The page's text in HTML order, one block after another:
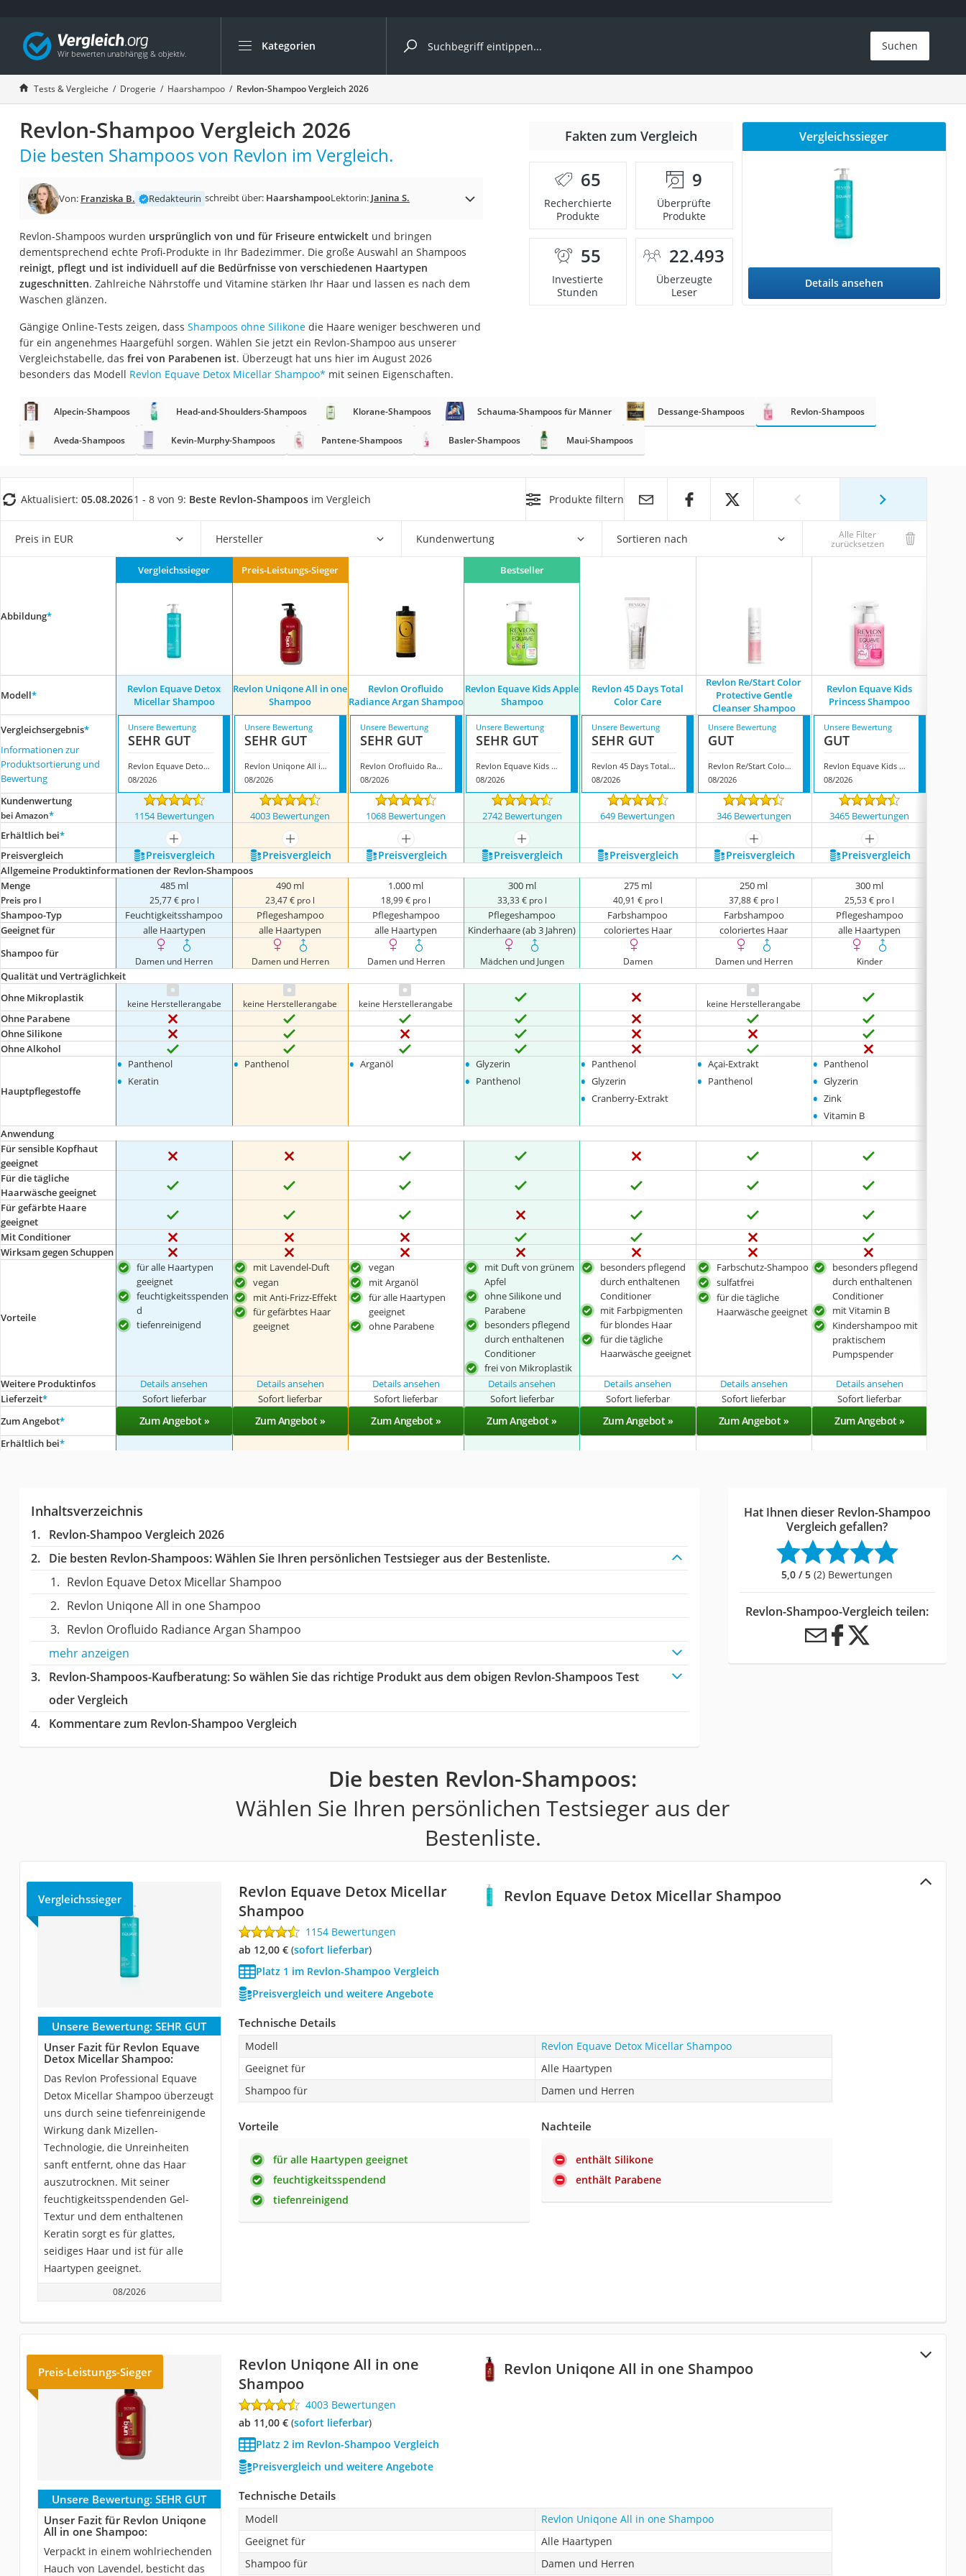
Kategorien
Die beliebtesten Vergleiche nach Kategorie
Drogerie
Inhalator
Haarschneider
Rollator
Katzenklappe (Chip)
Masturbator
Massagepistole
Epilierer
Eiweißpulver
Magnesiumpräparat
Katzenklappe
Nackenmassagegerät
Zeckenschutz Katze
leichter Haartrockner
Schildkrötenhaus
Massagegerät
Service
Suchen
Tests & Vergleiche Drogerie Haarshampoo Revlon-Shampoo Vergleich 2026
Revlon-Shampoo Vergleich 2026
Die besten Shampoos von Revlon im Vergleich.
Von: Franziska B. Redakteurin schreibt über: HaarshampooLektorin: Janina S.
Revlon-Shampoos wurden ursprünglich von und für Friseure entwickelt und bringen
dementsprechend echte Profi-Produkte in Ihr Badezimmer. Die große Auswahl an Shampoos
reinigt, pflegt und ist individuell auf die Bedürfnisse von verschiedenen Haartypen
zugeschnitten. Zahlreiche Nährstoffe und Vitamine stärken Ihr Haar und lassen es nach dem
Waschen glänzen.
Gängige Online-Tests zeigen, dass Shampoos ohne Silikonedie Haare weniger beschweren und
für ein angenehmes Haargefühl sorgen. Wählen Sie jetzt ein Revlon-Shampoo aus unserer
Vergleichstabelle, das frei von Parabenen ist. Überzeugt hat uns hier im August 2026
besonders das Modell Revlon Equave Detox Micellar Shampoo* mit seinen Eigenschaften.
Fakten zum Vergleich
65
Recherchierte
Produkte
9
Überprüfte
Produkte
55
Investierte
Stunden
22.493
Überzeugte
Leser
Vergleichssieger
Details ansehen
Alpecin-Shampoos Head-and-Shoulders-Shampoos Klorane-Shampoos Schauma-Shampoos für Männer Dessange-Shampoos Revlon-Shampoos
Aveda-Shampoos Kevin-Murphy-Shampoos Pantene-Shampoos Basler-Shampoos Maui-Shampoos
Aktualisiert: 05.08.20261 - 8 von 9: Beste Revlon-Shampoos im Vergleich Produkte filtern
Preis in EUR Hersteller Kundenwertung Sortieren nach Alle Filter
zurücksetzen
Abbildung*
Vergleichssieger Preis-Leistungs-Sieger Bestseller
Modell*
Revlon Equave Detox
Micellar Shampoo
Revlon Uniqone All in one
Shampoo
Revlon Orofluido
Radiance Argan Shampoo
Revlon Equave Kids Apple
Shampoo
Revlon 45 Days Total
Color Care
Revlon Re/Start Color
Protective Gentle
Cleanser Shampoo
Revlon Equave Kids
Princess Shampoo
Vergleichsergebnis*
Informationen zur
Produktsortierung und
Bewertung
Unsere Bewertung
SEHR GUT
Revlon Equave Detox Micellar Shampoo
08/2026
Unsere Bewertung
SEHR GUT
Revlon Uniqone All in one Shampoo
08/2026
Unsere Bewertung
SEHR GUT
Revlon Orofluido Radiance Argan Shampoo
08/2026
Unsere Bewertung
SEHR GUT
Revlon Equave Kids Apple Shampoo
08/2026
Unsere Bewertung
SEHR GUT
Revlon 45 Days Total Color Care
08/2026
Unsere Bewertung
GUT
Revlon Re/Start Color Protective Gentle Cleanser Shampoo
08/2026
Unsere Bewertung
GUT
Revlon Equave Kids Princess Shampoo
08/2026
Kundenwertung
bei Amazon* 1154 Bewertungen 4003 Bewertungen 1068 Bewertungen 2742 Bewertungen 649 Bewertungen 346 Bewertungen 3465 Bewertungen
Erhältlich bei*
mehr anzeigen mehr anzeigen mehr anzeigen mehr anzeigen mehr anzeigen
mehr anzeigen
Preis­vergleich
Preis­vergleich Preis­vergleich Preis­vergleich Preis­vergleich Preis­vergleich Preis­vergleich Preis­vergleich
Allgemeine Produktinformationen der Revlon-Shampoos
Menge
Preis pro l
485 ml
25,77 € pro l
490 ml
23,47 € pro l
1.000 ml
18,99 € pro l
300 ml
33,33 € pro l
275 ml
40,91 € pro l
250 ml
37,88 € pro l
300 ml
25,53 € pro l
Shampoo-Typ Feuchtigkeitsshampoo Pflegeshampoo Pflegeshampoo Pflegeshampoo Farbshampoo Farbshampoo Pflegeshampoo
Geeignet für
alle Haartypen alle Haartypen alle Haartypen Kinderhaare (ab 3 Jahren) coloriertes Haar coloriertes Haar alle Haartypen
Shampoo für
Damen und Herren Damen und Herren Damen und Herren Mädchen und Jungen Damen Damen und Herren Kinder
Qualität und Verträglichkeit
Ohne Mikroplastik
keine Herstellerangabe keine Herstellerangabe keine Herstellerangabe keine Herstellerangabe
Ohne Parabene
Ohne Silikone
Ohne Alkohol
Hauptpflegestoffe
• Panthenol
• Keratin
• Panthenol • Arganöl • Glyzerin
• Panthenol
• Panthenol
• Glyzerin
• Cranberry-Extrakt
• Açai-Extrakt
• Panthenol
• Panthenol
• Glyzerin
• Zink
• Vitamin B
Anwendung
Für sensible Kopfhaut
geeignet
Für die tägliche
Haarwäsche geeignet
Für gefärbte Haare
geeignet
Mit Conditioner
Wirksam gegen Schuppen
Vorteile
für alle Haartypen
geeignet
feuchtigkeitsspenden
d
tiefenreinigend
mit Lavendel-Duft
vegan
mit Anti-Frizz-Effekt
für gefärbtes Haar
geeignet
vegan
mit Arganöl
für alle Haartypen
geeignet
ohne Parabene
mit Duft von grünem
Apfel
ohne Silikone und
Parabene
besonders pflegend
durch enthaltenen
Conditioner
frei von Mikroplastik
besonders pflegend
durch enthaltenen
Conditioner
mit Farbpigmenten
für blondes Haar
für die tägliche
Haarwäsche geeignet
Farbschutz-Shampoo
sulfatfrei
für die tägliche
Haarwäsche geeignet
besonders pflegend
durch enthaltenen
Conditioner
mit Vitamin B
Kindershampoo mit
praktischem
Pumpspender
Weitere Produktinfos Details ansehen Details ansehen Details ansehen Details ansehen Details ansehen Details ansehen Details ansehen
Lieferzeit* Sofort lieferbar Sofort lieferbar Sofort lieferbar Sofort lieferbar Sofort lieferbar Sofort lieferbar Sofort lieferbar
Zum Angebot* Zum Angebot » Zum Angebot » Zum Angebot » Zum Angebot » Zum Angebot » Zum Angebot » Zum Angebot »
Erhältlich bei*
Inhaltsverzeichnis
Revlon-Shampoo Vergleich 2026
Die besten Revlon-Shampoos:Wählen Sie Ihren persönlichen Testsieger aus der Bestenliste.
Revlon Equave Detox Micellar Shampoo
Revlon Uniqone All in one Shampoo
Revlon Orofluido Radiance Argan Shampoo
mehr anzeigen
Revlon-Shampoos-Kaufberatung: So wählen Sie das richtige Produkt aus dem obigen Revlon-Shampoos Test
oder Vergleich
Kommentare zum Revlon-Shampoo Vergleich
Hat Ihnen dieser Revlon-Shampoo
Vergleich gefallen?
5,0 / 5 (2) Bewertungen
Revlon-Shampoo-Vergleich teilen:
Die besten Revlon-Shampoos:
Wählen Sie Ihren persönlichen Testsieger aus der
Bestenliste.
Revlon Equave Detox Micellar Shampoo
Vergleichssieger
Revlon Equave Detox Micellar
Shampoo
1154 Bewertungen
ab 12,00 €( Sofort lieferbar)
Platz 1 im Revlon-Shampoo Vergleich
Preisvergleich und weitere Angebote
Unsere Bewertung: SEHR GUT
Unser Fazit für Revlon Equave
Detox Micellar Shampoo:
Das Revlon Professional Equave
Detox Micellar Shampoo überzeugt
uns durch seine tiefenreinigende
Wirkung dank Mizellen-
Technologie, die Unreinheiten
sanft entfernt, ohne das Haar
auszutrocknen. Mit seiner
feuchtigkeitsspendenden Gel-
Textur und dem enthaltenen
Keratin sorgt es für glattes,
seidiges Haar und ist für alle
Haartypen geeignet.
08/2026
Technische Details
Modell
Revlon Equave Detox Micellar Shampoo
Geeignet für
Alle Haartypen
Shampoo für
Damen und Herren
Vorteile
für alle Haartypen geeignet
feuchtigkeitsspendend
tiefenreinigend
Nachteile
enthält Silikone
enthält Parabene
Revlon Uniqone All in one Shampoo
Preis-Leistungs-Sieger
Revlon Uniqone All in one
Shampoo
4003 Bewertungen
ab 11,00 €( Sofort lieferbar)
Platz 2 im Revlon-Shampoo Vergleich
Preisvergleich und weitere Angebote
Unsere Bewertung: SEHR GUT
Unser Fazit für Revlon Uniqone
All in one Shampoo:
Verpackt in einem wohlriechenden
Hauch von Lavendel, besticht das
Technische Details
Modell
Revlon Uniqone All in one Shampoo
Geeignet für
Alle Haartypen
Shampoo für
Damen und Herren